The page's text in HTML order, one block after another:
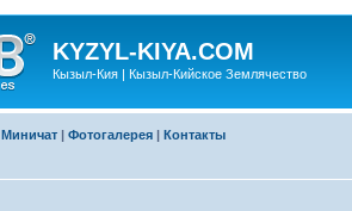
KYZYL-KIYA.COM
Кызыл-Кия | Кызыл-Кийское Землячество
Миничат | Фотогалерея | Контакты